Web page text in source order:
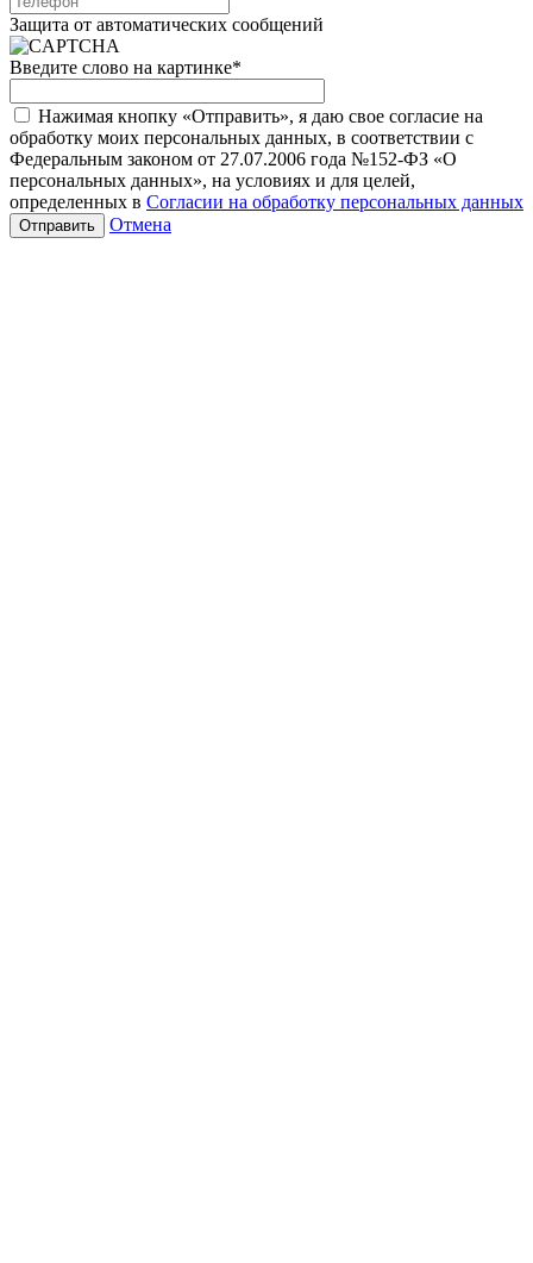
Защита от автоматических сообщений
Введите слово на картинке*
Нажимая кнопку «Отправить», я даю свое согласие на
обработку моих персональных данных, в соответствии с
Федеральным законом от 27.07.2006 года №152-ФЗ «О
персональных данных», на условиях и для целей,
определенных в Согласии на обработку персональных данных
Отмена